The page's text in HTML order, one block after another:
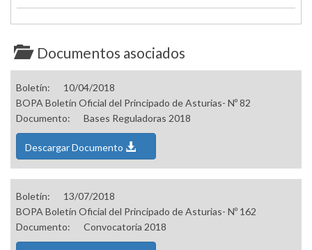
Documentos asociados
Boletín:
10/04/2018
BOPA Boletín Oficial del Principado de Asturias- Nº 82
Documento:
Bases Reguladoras 2018
Descargar Documento
Boletín:
13/07/2018
BOPA Boletín Oficial del Principado de Asturias- Nº 162
Documento:
Convocatoria 2018